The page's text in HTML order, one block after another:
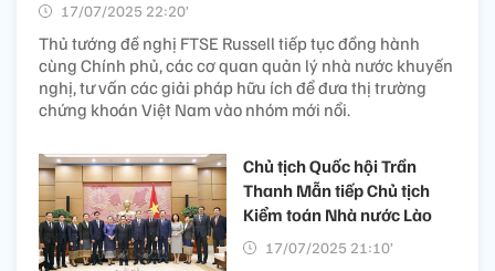
17/07/2025 22:20’
Thủ tướng đề nghị FTSE Russell tiếp tục đồng hành
cùng Chính phủ, các cơ quan quản lý nhà nước khuyến
nghị, tư vấn các giải pháp hữu ích để đưa thị trường
chứng khoán Việt Nam vào nhóm mới nổi.
Chủ tịch Quốc hội Trần
Thanh Mẫn tiếp Chủ tịch
Kiểm toán Nhà nước Lào
17/07/2025 21:10’